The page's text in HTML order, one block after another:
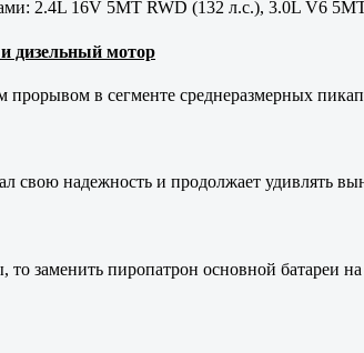
2.4L 16V 5MT RWD (132 л.с.), 3.0L V6
дизельный мотор
в сегменте среднеразмерных
надежность и продолжает удивлять
заменить пиропатрон основной батареи